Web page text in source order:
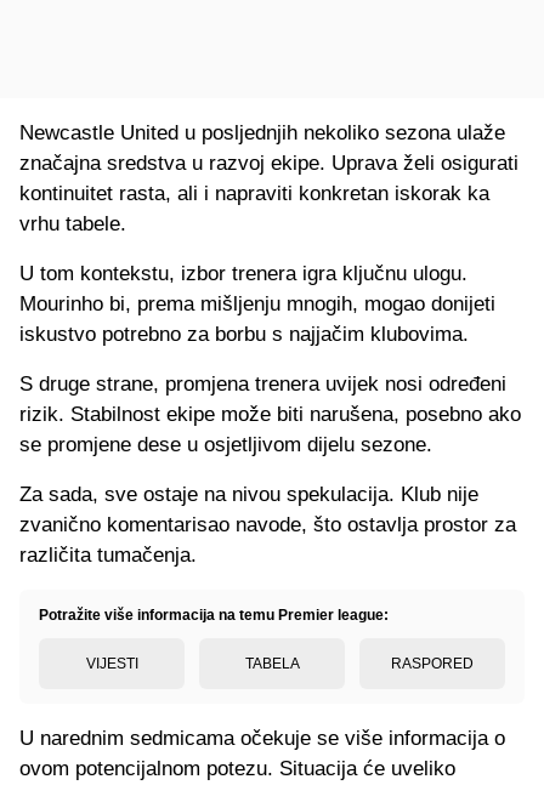
Newcastle United u posljednjih nekoliko sezona ulaže
značajna sredstva u razvoj ekipe. Uprava želi osigurati
kontinuitet rasta, ali i napraviti konkretan iskorak ka
vrhu tabele.
U tom kontekstu, izbor trenera igra ključnu ulogu.
Mourinho bi, prema mišljenju mnogih, mogao donijeti
iskustvo potrebno za borbu s najjačim klubovima.
S druge strane, promjena trenera uvijek nosi određeni
rizik. Stabilnost ekipe može biti narušena, posebno ako
se promjene dese u osjetljivom dijelu sezone.
Za sada, sve ostaje na nivou spekulacija. Klub nije
zvanično komentarisao navode, što ostavlja prostor za
različita tumačenja.
Potražite više informacija na temu Premier league:
VIJESTI TABELA RASPORED
U narednim sedmicama očekuje se više informacija o
ovom potencijalnom potezu. Situacija će uveliko